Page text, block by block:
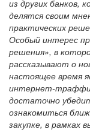
из других банков,
делятся своим
практических
Особый интерес
решения», в
рассказывают о
настоящее время
интернет-
достаточно
ознакомиться
закупке, в рамках